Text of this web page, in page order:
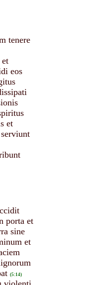
tenere
eos
et
porta et
sine
et
(5:14)